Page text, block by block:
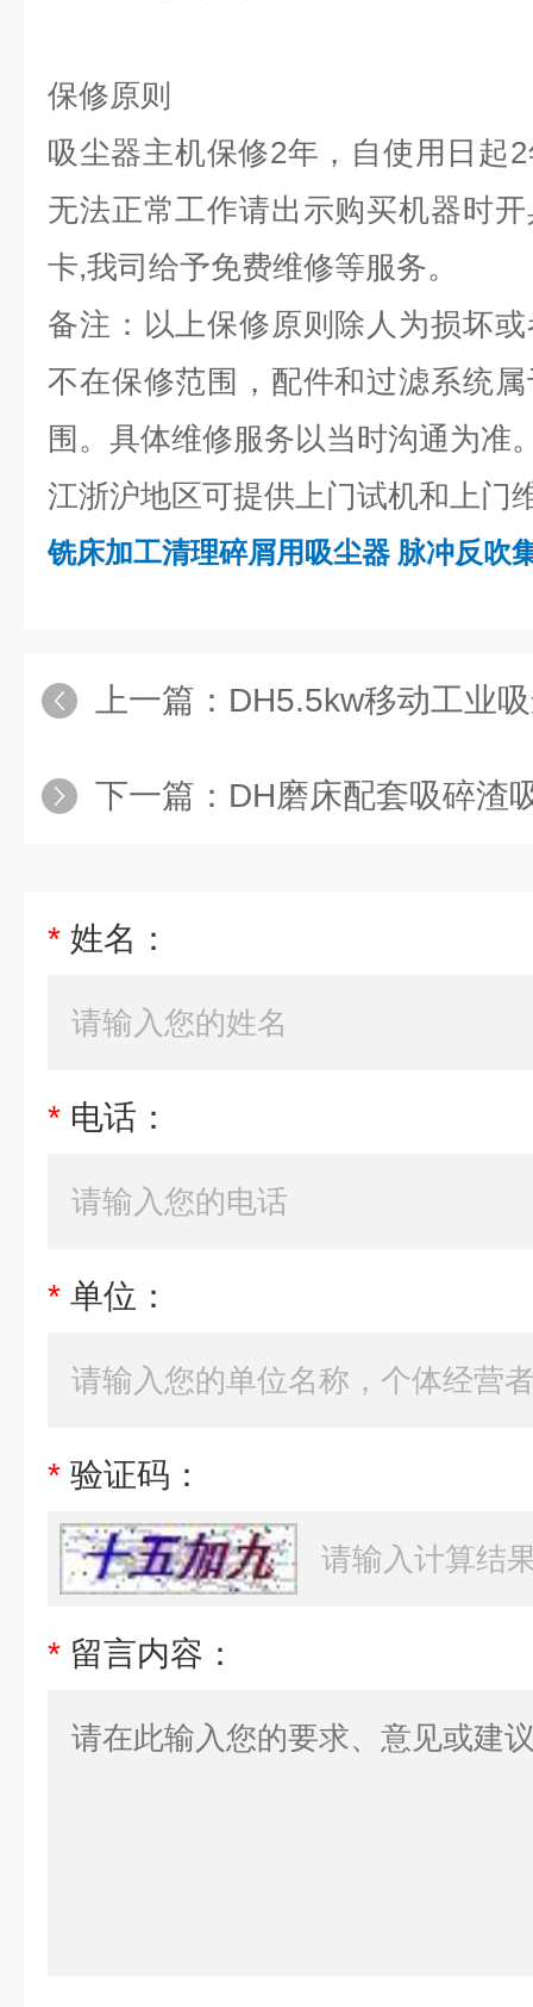
保修原则
吸尘器主机保修2年，自使用日起
无法正常工作请出示购买机器时
卡,我司给予免费维修等服务。
备注：以上保修原则除人为损坏
不在保修范围，配件和过滤系统
围。具体维修服务以当时沟通为准
江浙沪地区可提供上门试机和上门
铣床加工清理碎屑用吸尘器 脉冲反吹
上一篇： DH5.5kw移动工业吸尘
下一篇： DH磨床配套吸碎渣吸尘器 灰
* 姓名：
* 电话：
* 单位：
* 验证码：
* 留言内容：